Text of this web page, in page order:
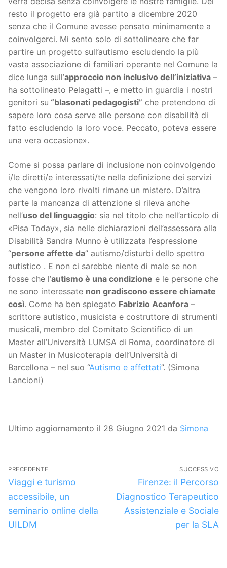
resto il progetto era già partito a dicembre 2020
senza che il Comune avesse pensato minimamente a
coinvolgerci. Mi sento solo di sottolineare che far
partire un progetto sull’autismo escludendo la più
vasta associazione di familiari operante nel Comune la
dice lunga sull’approccio non inclusivo dell’iniziativa –
ha sottolineato Pelagatti –, e metto in guardia i nostri
genitori su “blasonati pedagogisti” che pretendono di
sapere loro cosa serve alle persone con disabilità di
fatto escludendo la loro voce. Peccato, poteva essere
una vera occasione».
Come si possa parlare di inclusione non coinvolgendo
i/le diretti/e interessati/te nella definizione dei servizi
che vengono loro rivolti rimane un mistero. D’altra
parte la mancanza di attenzione si rileva anche
nell’uso del linguaggio: sia nel titolo che nell’articolo di
«Pisa Today», sia nelle dichiarazioni dell’assessora alla
Disabilità Sandra Munno è utilizzata l’espressione
“persone affette da” autismo/disturbi dello spettro
autistico . E non ci sarebbe niente di male se non
fosse che l’autismo è una condizione e le persone che
ne sono interessate non gradiscono essere chiamate
così. Come ha ben spiegato Fabrizio Acanfora –
scrittore autistico, musicista e costruttore di strumenti
musicali, membro del Comitato Scientifico di un
Master all’Università LUMSA di Roma, coordinatore di
un Master in Musicoterapia dell’Università di
Barcellona – nel suo “Autismo e affettati”. (Simona
Lancioni)
Ultimo aggiornamento il 28 Giugno 2021 da Simona
Navigazione
articoli
PRECEDENTE
Articolo
precedente:
Viaggi e turismo
accessibile, un
seminario online della
UILDM
SUCCESSIVO
Articolo
successivo:
Firenze: il Percorso
Diagnostico Terapeutico
Assistenziale e Sociale
per la SLA